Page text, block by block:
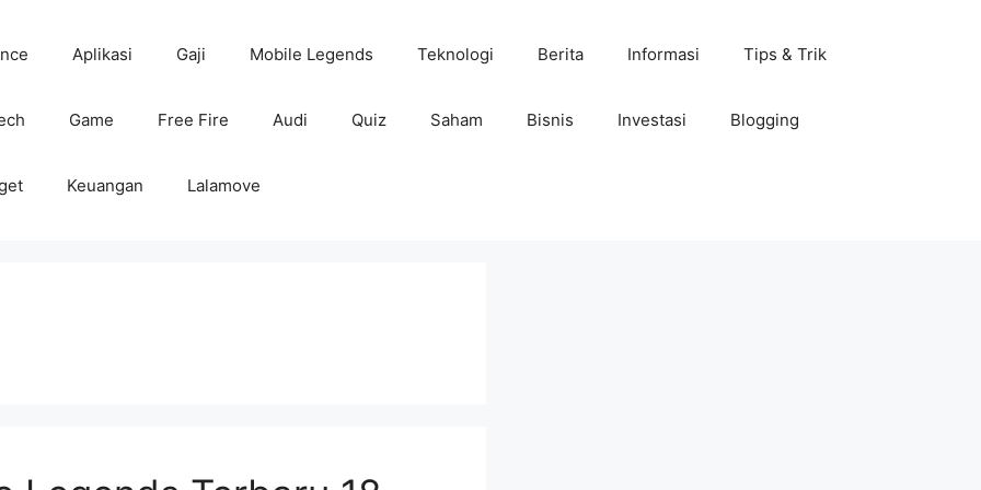
Aplikasi Gaji Mobile Legends Teknologi Berita Informasi Tips & Trik
Game Free Fire Audi Quiz Saham Bisnis Investasi Blogging
Keuangan Lalamove